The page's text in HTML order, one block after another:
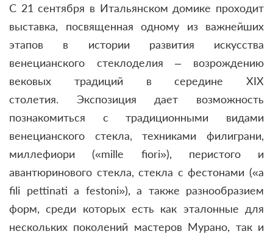
С 21 сентября в Итальянском домике проходит
выставка, посвященная одному из важнейших
этапов в истории развития искусства
венецианского стеклоделия – возрождению
вековых традиций в середине XIX
столетия. Экспозиция дает возможность
познакомиться с традиционными видами
венецианского стекла, техниками филиграни,
миллефиори («mille fiori»), перистого и
авантюринового стекла, стекла с фестонами («a
fili pettinati a festoni»), а также разнообразием
форм, среди которых есть как эталонные для
нескольких поколений мастеров Мурано, так и